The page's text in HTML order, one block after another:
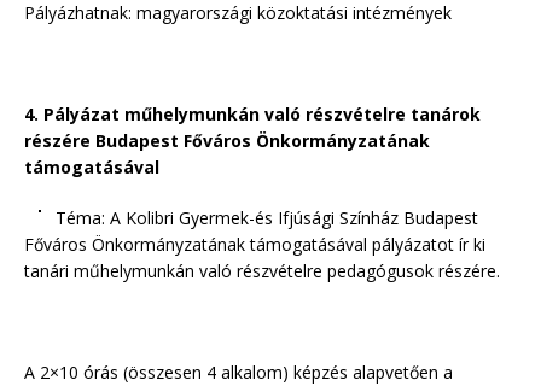
Pályázhatnak: magyarországi közoktatási intézmények
4. Pályázat műhelymunkán való részvételre tanárok
részére Budapest Főváros Önkormányzatának
támogatásával
Téma: A Kolibri Gyermek-és Ifjúsági Színház Budapest
Főváros Önkormányzatának támogatásával pályázatot ír ki
tanári műhelymunkán való részvételre pedagógusok részére.
A 2×10 órás (összesen 4 alkalom) képzés alapvetően a